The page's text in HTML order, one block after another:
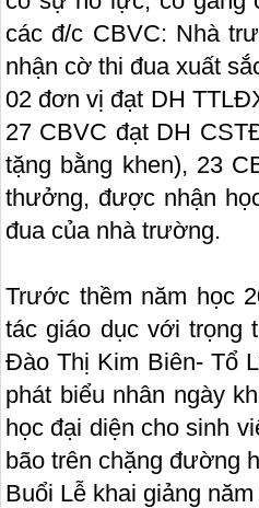
các đ/c CBVC: Nhà
nhận cờ thi đua xuất
02 đơn vị đạt DH
27 CBVC đạt DH
tặng bằng khen), 23
thưởng, được nhận
đua của nhà trường.
Trước thềm năm học
tác giáo dục với trọng
Đào Thị Kim Biên- Tổ
phát biểu nhân ngày
học đại diện cho sinh
bão trên chặng đường
Buổi Lễ khai giảng